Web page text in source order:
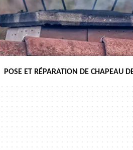
POSE ET RÉPARATION DE CHAPEAU